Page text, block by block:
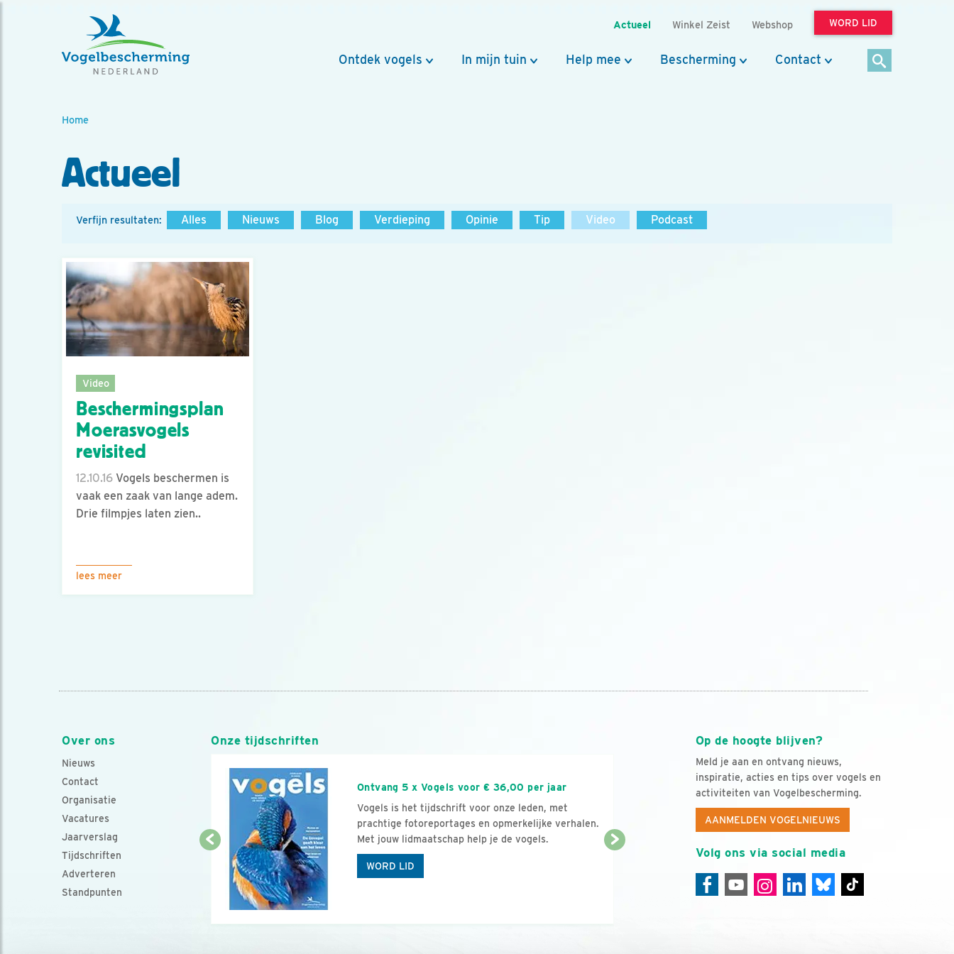
Actueel Winkel Zeist Webshop WORD LID
Ontdek vogels In mijn tuin Help mee Bescherming Contact
Home
Actueel
Verfijn resultaten: Alles Nieuws Blog Verdieping Opinie Tip Video Podcast
Video
Beschermingsplan
Moerasvogels
revisited
12.10.16 Vogels beschermen is
vaak een zaak van lange adem.
Drie filmpjes laten zien..
lees meer
Over ons
Nieuws
Contact
Organisatie
Vacatures
Jaarverslag
Tijdschriften
Adverteren
Standpunten
Op de hoogte blijven?
Meld je aan en ontvang nieuws,
inspiratie, acties en tips over vogels en
activiteiten van Vogelbescherming.
AANMELDEN VOGELNIEUWS
Volg ons via social media
Onze tijdschriften
Ontvang 5 x Vogels voor € 36,00 per jaar
Vogels is het tijdschrift voor onze leden, met
prachtige fotoreportages en opmerkelijke verhalen.
Met jouw lidmaatschap help je de vogels.
WORD LID